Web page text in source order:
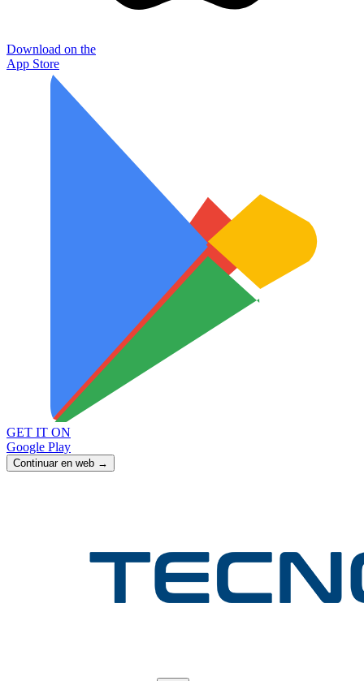
Download on the
App Store
GET IT ON
Google Play
Continuar en web →